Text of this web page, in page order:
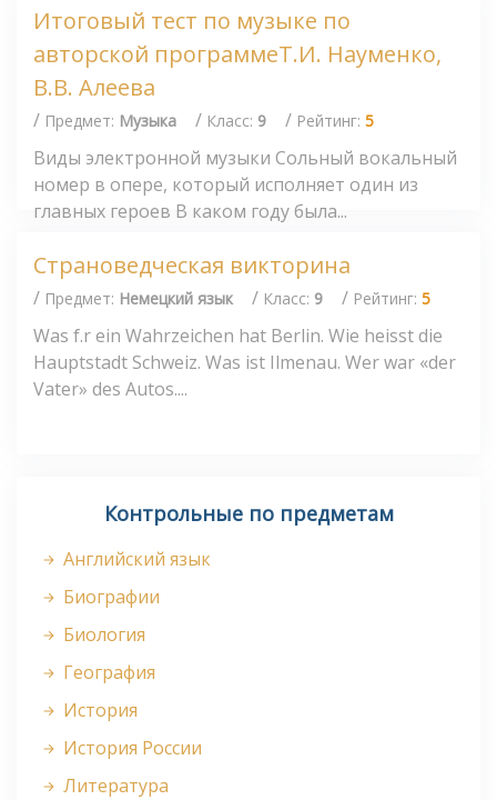
Итоговый тест по музыке по
авторской программеТ.И. Науменко,
В.В. Алеева
/ Предмет: Музыка / Класс: 9 / Рейтинг: 5
Виды электронной музыки Сольный вокальный
номер в опере, который исполняет один из
главных героев В каком году была...
Страноведческая викторина
/ Предмет: Немецкий язык / Класс: 9 / Рейтинг: 5
Was f.r ein Wahrzeichen hat Berlin. Wie heisst die
Hauptstadt Schweiz. Was ist Ilmenau. Wer war «der
Vater» des Autos....
Контрольные по предметам
Английский язык
Биографии
Биология
География
История
История России
Литература